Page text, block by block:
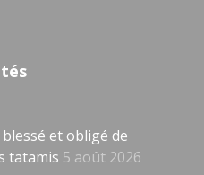
et obligé de
tatamis 5 août 2026